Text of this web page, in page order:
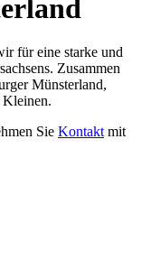
für eine starke und
Zusammen
Münsterland,
Sie Kontakt mit